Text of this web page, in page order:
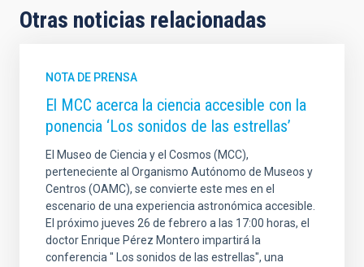
Otras noticias relacionadas
NOTA DE PRENSA
El MCC acerca la ciencia accesible con la
ponencia ‘Los sonidos de las estrellas’
El Museo de Ciencia y el Cosmos (MCC),
perteneciente al Organismo Autónomo de Museos y
Centros (OAMC), se convierte este mes en el
escenario de una experiencia astronómica accesible.
El próximo jueves 26 de febrero a las 17:00 horas, el
doctor Enrique Pérez Montero impartirá la
conferencia " Los sonidos de las estrellas", una